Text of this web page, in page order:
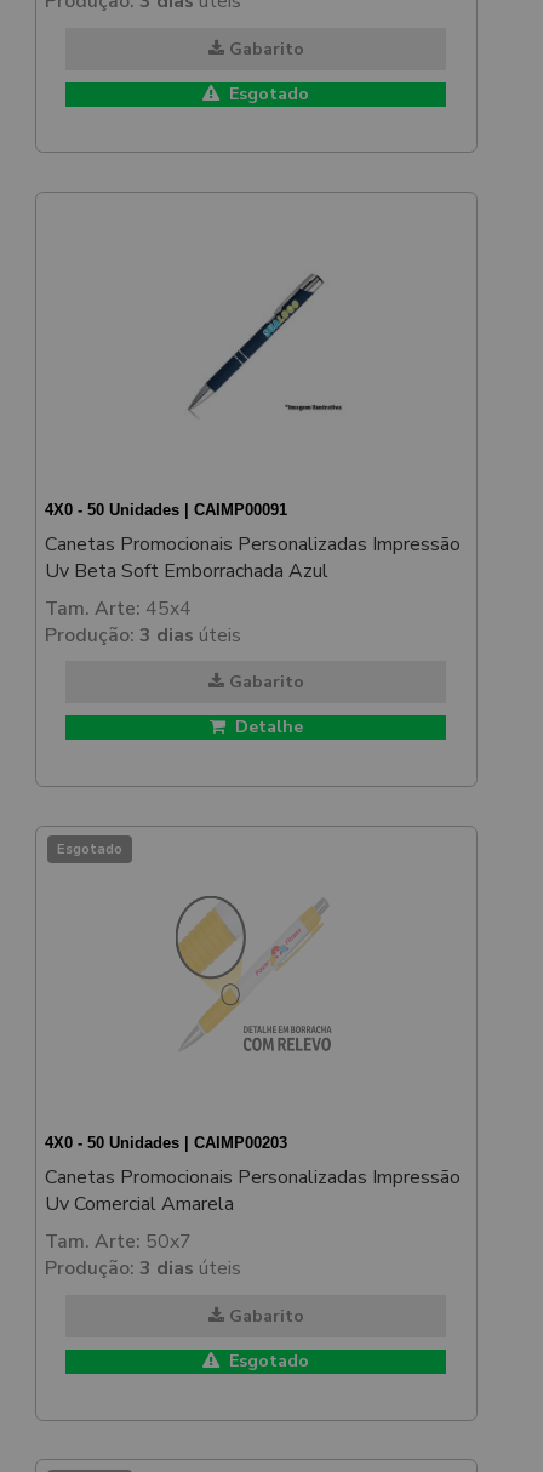
Gabarito
Esgotado
4X0 - 50 Unidades | CAIMP00091
Canetas Promocionais Personalizadas Impressão
Uv Beta Soft Emborrachada Azul
Tam. Arte: 45x4
Produção: 3 dias úteis
Gabarito
Detalhe
Esgotado
4X0 - 50 Unidades | CAIMP00203
Canetas Promocionais Personalizadas Impressão
Uv Comercial Amarela
Tam. Arte: 50x7
Produção: 3 dias úteis
Gabarito
Esgotado